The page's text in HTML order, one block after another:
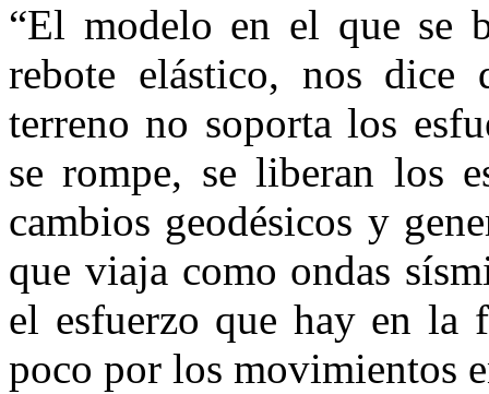
“El modelo en el que se
rebote elástico, nos dice
terreno no soporta los
se rompe, se liberan los
cambios geodésicos y
que viaja como ondas
el esfuerzo que hay en la
poco por los movimientos